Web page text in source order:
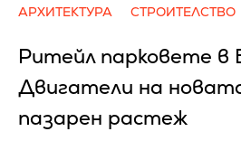
АРХИТЕКТУРА СТРОИТЕЛСТВО
Ритейл парковете в
Двигатели на
пазарен растеж